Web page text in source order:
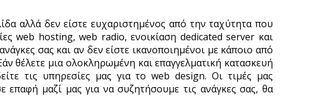
αλλά δεν είστε ευχαριστημένος από την ταχύτητα που
web hosting, web radio, ενοικίαση dedicated server και
σας και αν δεν είστε ικανοποιημένοι με κάποιο από
θέλετε μια ολοκληρωμένη και επαγγελματική κατασκευή
τις υπηρεσίες μας για το web design. Οι τιμές μας
επαφή μαζί μας για να συζητήσουμε τις ανάγκες σας, θα